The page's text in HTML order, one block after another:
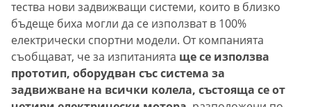
тества нови задвижващи системи, които в близко
бъдеще биха могли да се използват в 100%
електрически спортни модели. От компанията
съобщават, че за изпитанията ще се използва
прототип, оборудван със система за
задвижване на всички колела, състояща се от